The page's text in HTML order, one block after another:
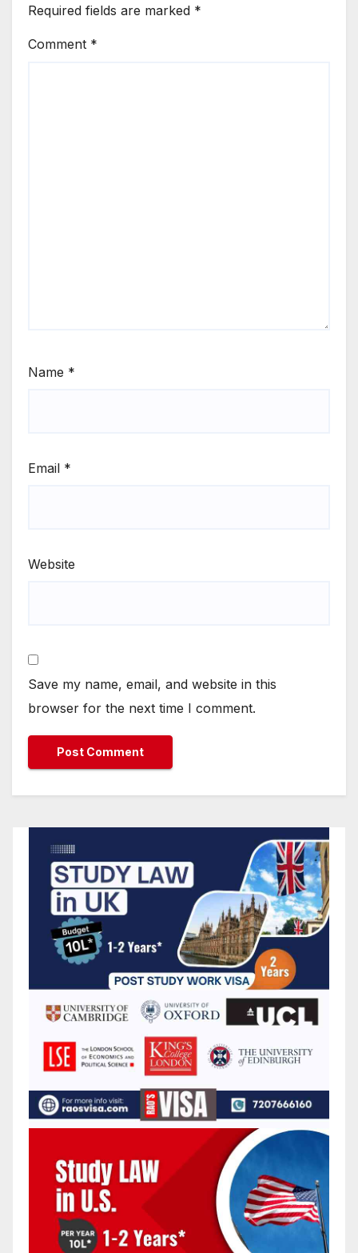
Required fields are marked *
Comment *
Name *
Email *
Website
Save my name, email, and website in this
browser for the next time I comment.